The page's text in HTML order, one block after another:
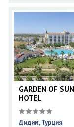
GARDEN OF SUN
HOTEL
Дидим, Турция